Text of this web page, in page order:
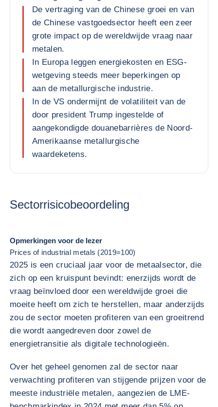
De vertraging van de Chinese groei en van
de Chinese vastgoedsector heeft een zeer
grote impact op de wereldwijde vraag naar
metalen.
In Europa leggen energiekosten en ESG-
wetgeving steeds meer beperkingen op
aan de metallurgische industrie.
In de VS ondermijnt de volatiliteit van de
door president Trump ingestelde of
aangekondigde douanebarrières de Noord-
Amerikaanse metallurgische
waardeketens.
Sectorrisicobeoordeling
Opmerkingen voor de lezer
Prices of industrial metals (2019=100)
2025 is een cruciaal jaar voor de metaalsector, die
zich op een kruispunt bevindt: enerzijds wordt de
vraag beïnvloed door een wereldwijde groei die
moeite heeft om zich te herstellen, maar anderzijds
zou de sector moeten profiteren van een groeitrend
die wordt aangedreven door zowel de
energietransitie als digitale technologieën.
Over het geheel genomen zal de sector naar
verwachting profiteren van stijgende prijzen voor de
meeste industriële metalen, aangezien de LME-